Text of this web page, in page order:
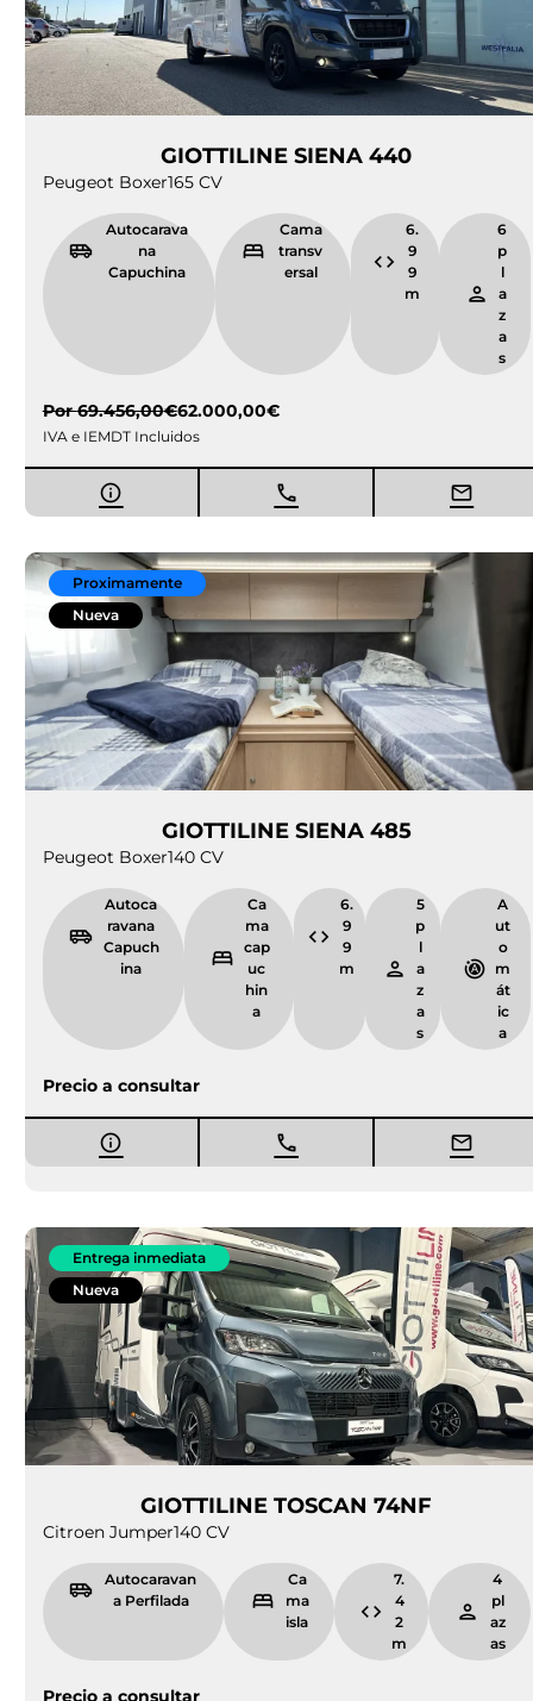
GIOTTILINE SIENA 440
Peugeot Boxer165 CV
Autocarava
na
Capuchina
Cama
transv
ersal
6.
9
9
m
6
p
l
a
z
a
s
Por69.456,00€62.000,00€
IVA e IEMDT Incluidos
Proximamente
Nueva
GIOTTILINE SIENA 485
Peugeot Boxer140 CV
Autoca
ravana
Capuch
ina
Ca
ma
cap
uc
hin
a
6.
9
9
m
5
p
l
a
z
a
s
A
ut
o
m
át
ic
a
Precio a consultar
Entrega inmediata
Nueva
GIOTTILINE TOSCAN 74NF
Citroen Jumper140 CV
Autocaravan
a Perfilada
Ca
ma
isla
7.
4
2
m
4
pl
az
as
Precio a consultar